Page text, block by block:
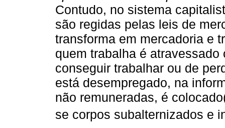
Contudo, no sistema
são regidas pelas leis de
transforma em mercadoria e
quem trabalha é
conseguir trabalhar ou de
está desempregado, na
não remuneradas, é
se corpos subalternizados e